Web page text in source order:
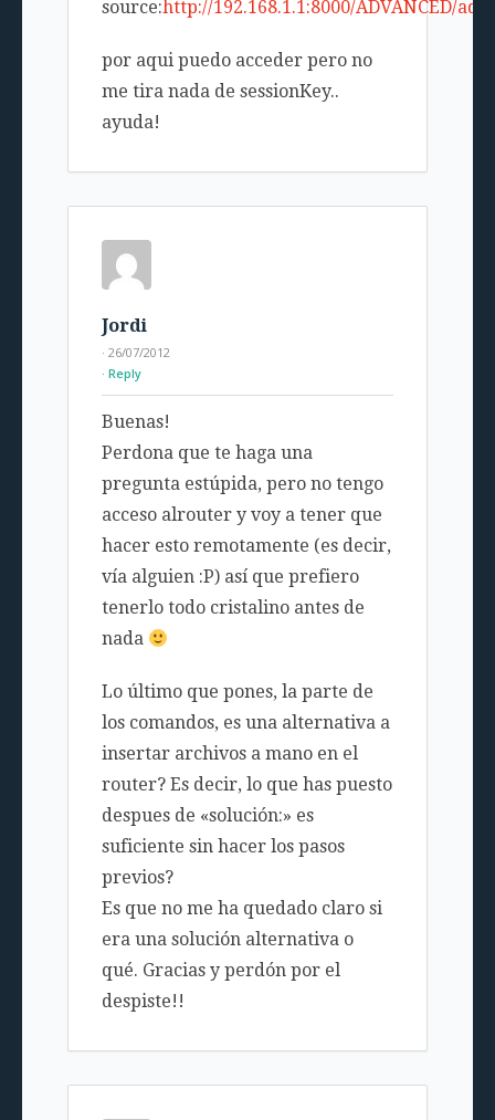
source:http://192.168.1.1:8000/ADVANCED/
por aqui puedo acceder pero no
me tira nada de sessionKey..
ayuda!
Jordi
· 26/07/2012
Reply
Buenas!
Perdona que te haga una
pregunta estúpida, pero no tengo
acceso alrouter y voy a tener que
hacer esto remotamente (es decir,
vía alguien :P) así que prefiero
tenerlo todo cristalino antes de
nada
Lo último que pones, la parte de
los comandos, es una alternativa a
insertar archivos a mano en el
router? Es decir, lo que has puesto
despues de «solución:» es
suficiente sin hacer los pasos
previos?
Es que no me ha quedado claro si
era una solución alternativa o
qué. Gracias y perdón por el
despiste!!